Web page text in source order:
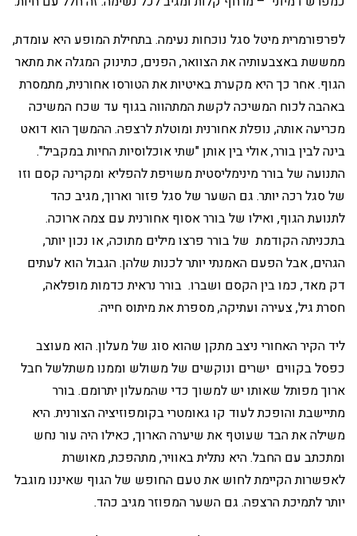
לפרפורמרית מיטל סגל נוכחות נעימה. בתחילת המופע היא עומדת,
ממששת באצבעותיה את הצוואר, הפנים, כתינוק המגלה את מתאר
הגוף. אחר כך היא מקערת באיטיות את הטורסו אחורנית, מתמסרת
באהבה לכוח המשיכה לקשת המתהווה בגוף עד שכח המשיכה
מכריעה אותה, נופלת אחורנית ומוטלת לרצפה. ההמשך הוא דואט
בינה לבין בורר, אולי בין אותן "שתי אוכלוסיות החיות במקביל".
התנועה של בורר מינימליסטית משויפת להפליא ומקרינה קסם וזו
של סגל רכה יותר. גם השער של סגל פזור וארוך, מגיב כהד
לתנועת הגוף, ואילו של בורר אסוף אחורנית עם צמה ארוכה.
בתכניתה הקודמת של בורר פרצו מילים מתוכה, או נכון יותר,
הגהים, אבל הפעם האמנתי יותר לכנות שלהן. הגבול הוא לעתים
דק מאד, כמו בין הקסם ושברו. בורר נראית כדמות מופלאה,
חסרת גיל, צעירה ועתיקה, מספרת את מיתוס חייה.
ליד הקיר האחורי ניצב מתקן שהוא סוג של מעלון. הוא מעוצב
כפסל בקווים ישרים ונוקשים של משולש וממנו משתלשל חבל
ארוך מפותל שאותו יש למשוך כדי שהמעלון יתרומם. בורר
מתיישבת והופכת לעוד קו גאומטרי בקומפוזיציה הצורנית. היא
משילה את הבד שעוטף את שיערה הארוך, כאילו היה עור נחש
ומתכתב עם החבל. היא נתלית באוויר, מתהפכת, מאושרת
לאפשרות הקיימת לחוש את טעם החופש של הגוף שאיננו מוגבל
יותר לתמיכת הרצפה. גם השער המפוזר מגיב כהד.